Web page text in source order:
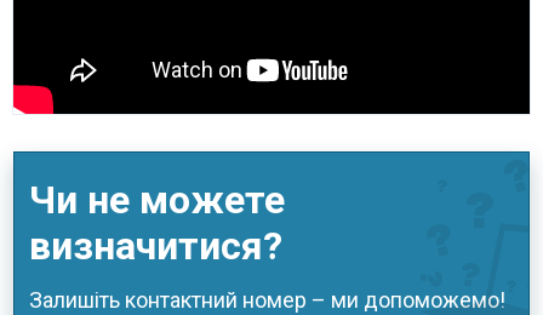
Чи не можете
визначитися?
Залишіть контактний номер – ми допоможемо!